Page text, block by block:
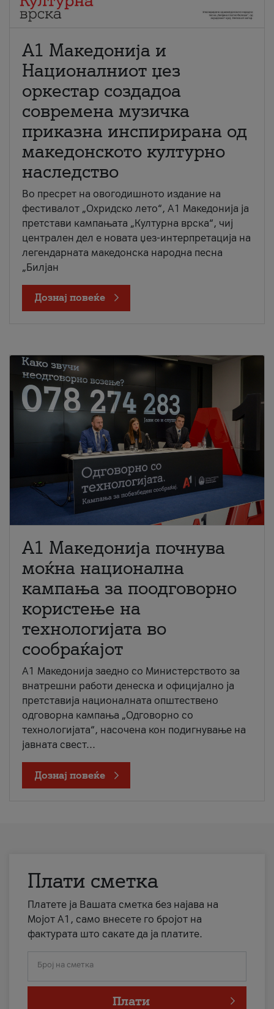
А1 Македонија и
Националниот џез
оркестар создадоа
современа музичка
приказна инспирирана од
македонското културно
наследство
Во пресрет на овогодишното издание на
фестивалот „Охридско лето“, А1 Македонија ја
претстави кампањата „Културна врска“, чиј
централен дел е новата џез-интерпретација на
легендарната македонска народна песна
„Билјан
Дознај повеќе
A1 Македонија почнува
моќна национална
кампања за поодговорно
користење на
технологијата во
сообраќајот
A1 Македонија заедно со Министерството за
внатрешни работи денеска и официјално ја
претставија националната општествено
одговорна кампања „Одговорно со
технологијата“, насочена кон подигнување на
јавната свест...
Дознај повеќе
Плати сметка
Платете ја Вашата сметка без најава на
Мојот А1, само внесете го бројот на
фактурата што сакате да ја платите.
Број на сметка
Плати